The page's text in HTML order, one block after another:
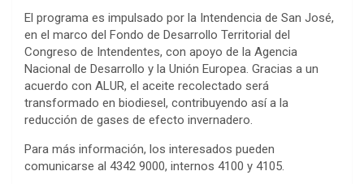
El programa es impulsado por la Intendencia de San José,
en el marco del Fondo de Desarrollo Territorial del
Congreso de Intendentes, con apoyo de la Agencia
Nacional de Desarrollo y la Unión Europea. Gracias a un
acuerdo con ALUR, el aceite recolectado será
transformado en biodiesel, contribuyendo así a la
reducción de gases de efecto invernadero.
Para más información, los interesados pueden
comunicarse al 4342 9000, internos 4100 y 4105.